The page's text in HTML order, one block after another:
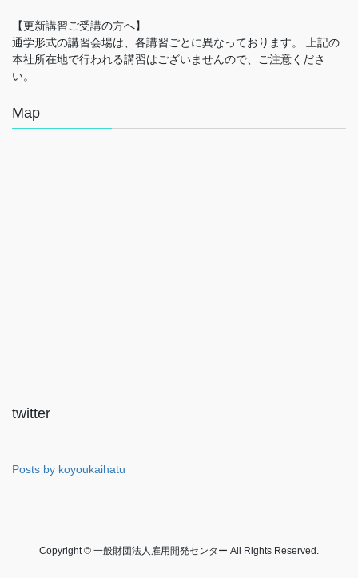
【更新講習ご受講の方へ】
通学形式の講習会場は、各講習ごとに異なっております。 上記の
本社所在地で行われる講習はございませんので、ご注意くださ
い。
Map
twitter
Posts by koyoukaihatu
Copyright © 一般財団法人雇用開発センター All Rights Reserved.